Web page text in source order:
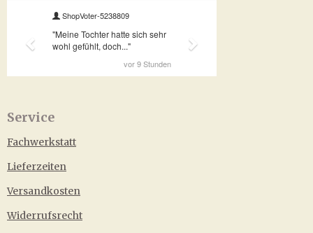
Service
Fachwerkstatt
Lieferzeiten
Versandkosten
Widerrufsrecht